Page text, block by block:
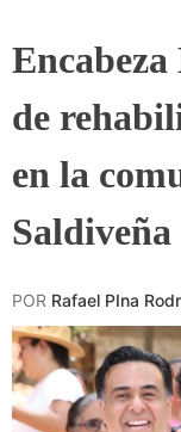
de
en la
Saldiveña
POR Rafael PIna